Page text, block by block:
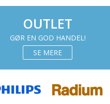
OUTLET
GØR EN GOD HANDEL!
SE MERE